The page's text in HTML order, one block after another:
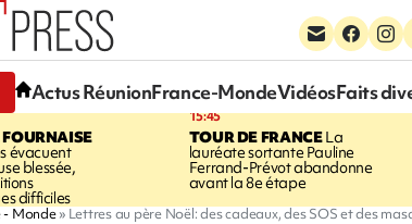
Actus RéunionFrance-MondeVidéosFaits
évacuent
blessée,
difficiles
15:45
TOUR DE FRANCELa
lauréate sortante Pauline
Ferrand-Prévot abandonne
avant la 8e étape
- Monde Lettres au père Noël: des cadeaux, des SOS et des